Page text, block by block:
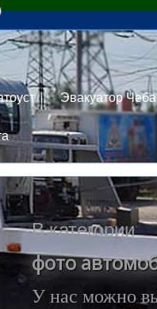
Эвакуатор
В категории
фото
У нас можно